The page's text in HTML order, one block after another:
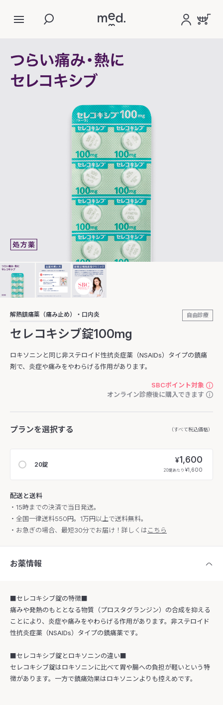
自由診療
解熱鎮痛薬（痛み止め）・口内炎
セレコキシブ錠100mg
ロキソニンと同じ非ステロイド性抗炎症薬（NSAIDs）タイプの鎮痛
剤で、炎症や痛みをやわらげる作用があります。
SBCポイント対象
オンライン診療後に購入できます
プランを選択する （すべて税込価格）
20錠
¥1,600
20錠あたり ¥1,600
配送と送料
・15時までの決済で当日発送。
・全国一律送料550円。1万円以上で送料無料。
・お急ぎの場合、最短30分でお届け！詳しくはこちら
お薬情報
■セレコキシブ錠の特徴■
痛みや発熱のもととなる物質（プロスタグランジン）の合成を抑える
ことにより、炎症や痛みをやわらげる作用があります。非ステロイド
性抗炎症薬（NSAIDs）タイプの鎮痛薬です。
■セレコキシブ錠とロキソニンの違い■
セレコキシブ錠はロキソニンに比べて胃や腸への負担が軽いという特
徴があります。一方で鎮痛効果はロキソニンよりも控えめです。